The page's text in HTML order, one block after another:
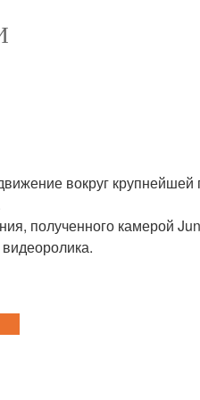
вокруг крупнейшей
полученного камерой